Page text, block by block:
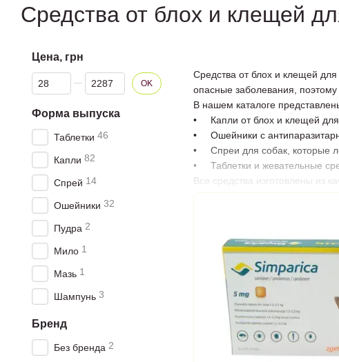
Средства от блох и клещей
Средства от блох и клещей
опасные заболевания, поэтому
В нашем каталоге
• Капли от блох и клещей для
• Ошейники с
• Спреи для собак, которые
• Таблетки и жевательные
Все средства изготовлены из
• Гарантия качества и
• Конкурентные цены и
• Быстрая доставка по всей
Заказывайте средства от
Цена, грн
От Цена, грн
До Цена, грн
OK
Форма выпуска
Таблетки 46
Капли 82
Спрей 14
Ошейники 32
Пудра 2
Мило 1
Мазь 1
Шампунь 3
Бренд
Без бренда 2